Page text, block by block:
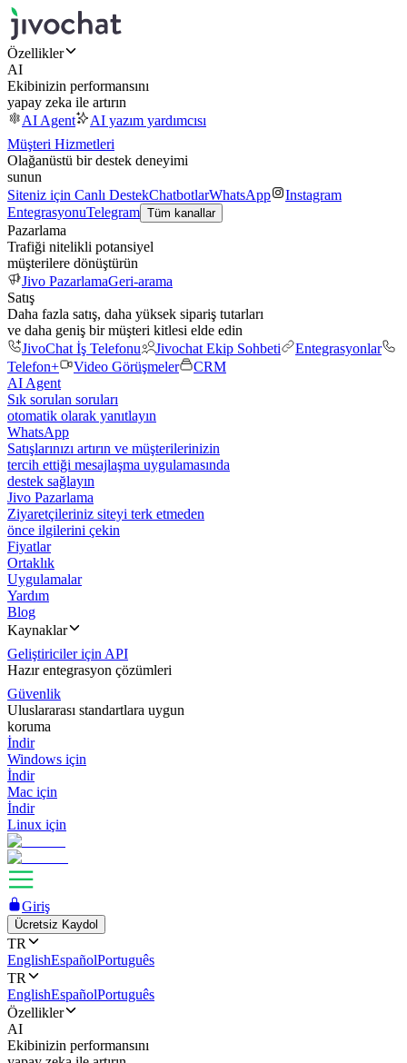
Özellikler
AI
Ekibinizin performansını
yapay zeka ile artırın
AI Agent
AI yazım yardımcısı
Müşteri Hizmetleri
Olağanüstü bir destek deneyimi
sunun
Siteniz için Canlı DestekChatbotlarWhatsApp
Instagram
EntegrasyonuTelegram Tüm kanallar
Pazarlama
Trafiği nitelikli potansiyel
müşterilere dönüştürün
Jivo PazarlamaGeri-arama
Satış
Daha fazla satış, daha yüksek sipariş tutarları
ve daha geniş bir müşteri kitlesi elde edin
JivoChat İş Telefonu
Jivochat Ekip Sohbeti
Entegrasyonlar
Telefon+
Video Görüşmeler
CRM
AI Agent
Sık sorulan soruları
otomatik olarak yanıtlayın
WhatsApp
Satışlarınızı artırın ve müşterilerinizin
tercih ettiği mesajlaşma uygulamasında
destek sağlayın
Jivo Pazarlama
Ziyaretçileriniz siteyi terk etmeden
önce ilgilerini çekin
Fiyatlar
Ortaklık
Uygulamalar
Yardım
Blog
Kaynaklar
Geliştiriciler için API
Hazır entegrasyon çözümleri
Güvenlik
Uluslararası standartlara uygun
koruma
İndir
Windows için
İndir
Mac için
İndir
Linux için
Giriş
Ücretsiz Kaydol
TR
EnglishEspañolPortuguês
TR
EnglishEspañolPortuguês
Özellikler
AI
Ekibinizin performansını